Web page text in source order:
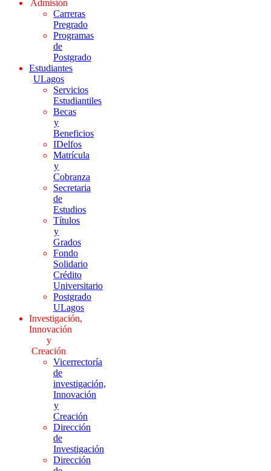
Admisión
Carreras
Pregrado
Programas
de
Postgrado
Estudiantes
ULagos
Servicios
Estudiantiles
Becas
y
Beneficios
IDelfos
Matrícula
y
Cobranza
Secretaria
de
Estudios
Títulos
y
Grados
Fondo
Solidario
Crédito
Universitario
Postgrado
ULagos
Investigación,
Innovación
y
Creación
Vicerrectoría
de
investigación,
Innovación
y
Creación
Dirección
de
Investigación
Dirección